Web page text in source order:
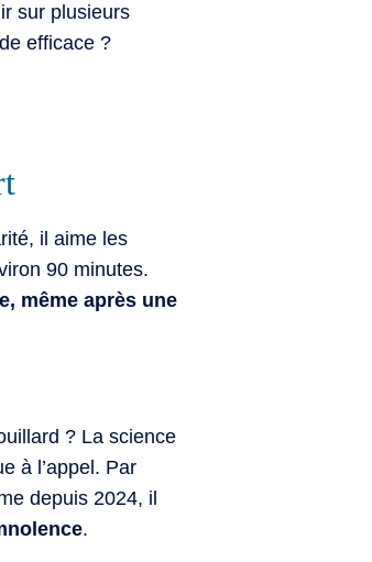
sur plusieurs
efficace ?
il aime les
90 minutes.
même après une
? La science
à l’appel. Par
depuis 2024, il
.